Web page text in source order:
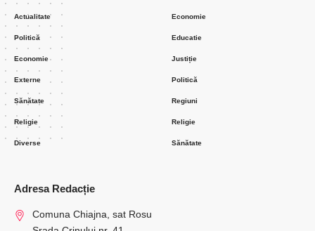
Actualitate
Politică
Economie
Externe
Sănătate
Religie
Diverse
Economie
Educatie
Justiție
Politică
Regiuni
Religie
Sănătate
Adresa Redacție
Comuna Chiajna, sat Rosu